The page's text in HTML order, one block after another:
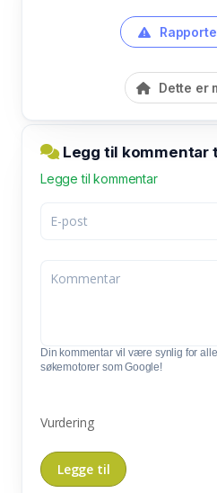
Dette er
Legg til kommentar
Legge til kommentar
Din kommentar vil være synlig for
søkemotorer som Google!
Vurdering